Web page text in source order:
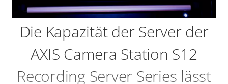
Die Kapazität der Server der
AXIS Camera Station S12
Recording Server Series lässt